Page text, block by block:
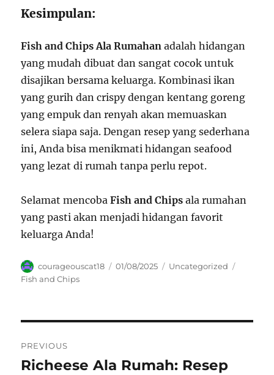
Kesimpulan:
Fish and Chips Ala Rumahan adalah hidangan
yang mudah dibuat dan sangat cocok untuk
disajikan bersama keluarga. Kombinasi ikan
yang gurih dan crispy dengan kentang goreng
yang empuk dan renyah akan memuaskan
selera siapa saja. Dengan resep yang sederhana
ini, Anda bisa menikmati hidangan seafood
yang lezat di rumah tanpa perlu repot.
Selamat mencobaFish and Chips ala rumahan
yang pasti akan menjadi hidangan favorit
keluarga Anda!
Author
courageouscat18
Posted
01/08/2025 Categories
Uncategorized
Fish and Chips
pos
PREVIOUS
Previous
Richeese Ala Rumah: Resep